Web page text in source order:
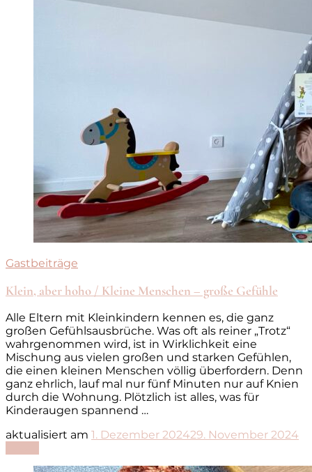
Gastbeiträge
Klein, aber hoho / Kleine Menschen – große Gefühle
Alle Eltern mit Kleinkindern kennen es, die ganz
großen Gefühlsausbrüche. Was oft als reiner „Trotz“
wahrgenommen wird, ist in Wirklichkeit eine
Mischung aus vielen großen und starken Gefühlen,
die einen kleinen Menschen völlig überfordern. Denn
ganz ehrlich, lauf mal nur fünf Minuten nur auf Knien
durch die Wohnung. Plötzlich ist alles, was für
Kinderaugen spannend …
aktualisiert am 1. Dezember 202429. November 2024